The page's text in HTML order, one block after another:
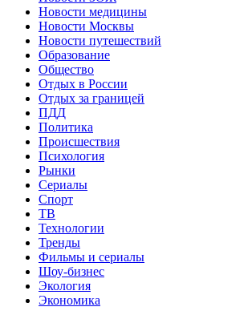
Новости медицины
Новости Москвы
Новости путешествий
Образование
Общество
Отдых в России
Отдых за границей
ПДД
Политика
Происшествия
Психология
Рынки
Сериалы
Спорт
ТВ
Технологии
Тренды
Фильмы и сериалы
Шоу-бизнес
Экология
Экономика